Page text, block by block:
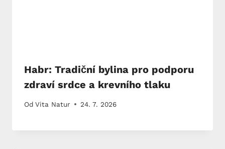
Habr: Tradiční bylina pro podporu
zdraví srdce a krevního tlaku
Od Vita Natur 24. 7. 2026